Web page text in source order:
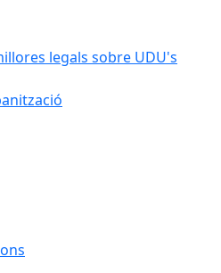
legals sobre UDU's